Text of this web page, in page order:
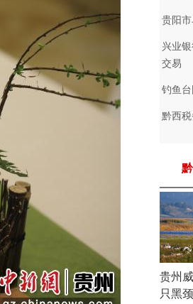
贵阳
兴业
交易
钓鱼
黔西
贵州
只黑